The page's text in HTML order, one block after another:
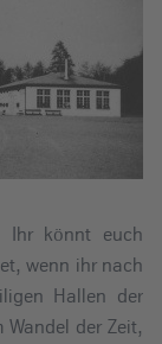
Ihr könnt euch
wenn ihr nach
Hallen der
der Zeit,